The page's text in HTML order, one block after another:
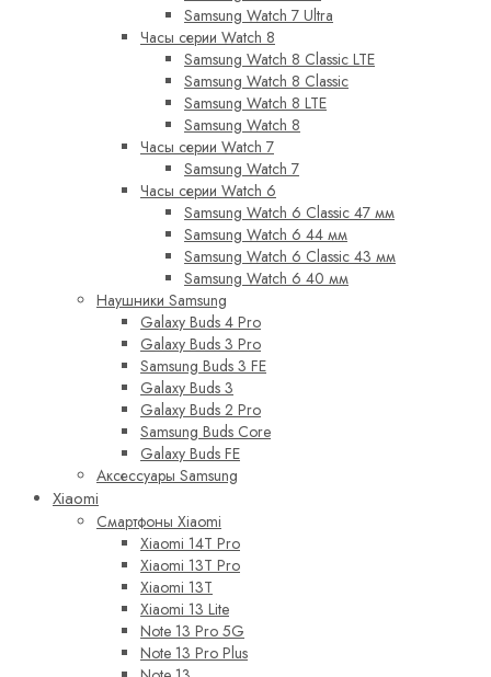
Samsung Watch 7 Ultra
Часы серии Watch 8
Samsung Watch 8 Classic LTE
Samsung Watch 8 Classic
Samsung Watch 8 LTE
Samsung Watch 8
Часы серии Watch 7
Samsung Watch 7
Часы серии Watch 6
Samsung Watch 6 Classic 47 мм
Samsung Watch 6 44 мм
Samsung Watch 6 Classic 43 мм
Samsung Watch 6 40 мм
Наушники Samsung
Galaxy Buds 4 Pro
Galaxy Buds 3 Pro
Samsung Buds 3 FE
Galaxy Buds 3
Galaxy Buds 2 Pro
Samsung Buds Core
Galaxy Buds FE
Аксессуары Samsung
Xiaomi
Смартфоны Xiaomi
Xiaomi 14T Pro
Xiaomi 13T Pro
Xiaomi 13T
Xiaomi 13 Lite
Note 13 Pro 5G
Note 13 Pro Plus